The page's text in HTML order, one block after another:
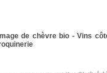
de chèvre bio - Vins